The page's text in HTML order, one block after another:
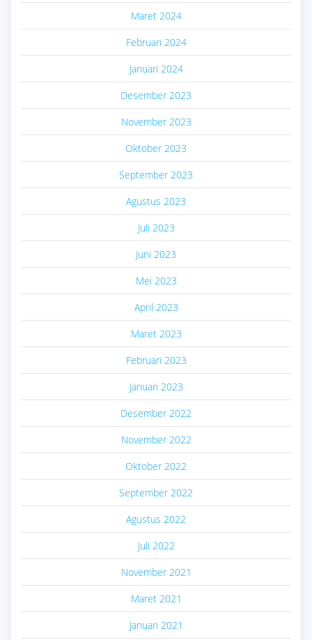
Maret 2024
Februari 2024
Januari 2024
Desember 2023
November 2023
Oktober 2023
September 2023
Agustus 2023
Juli 2023
Juni 2023
Mei 2023
April 2023
Maret 2023
Februari 2023
Januari 2023
Desember 2022
November 2022
Oktober 2022
September 2022
Agustus 2022
Juli 2022
November 2021
Maret 2021
Januari 2021